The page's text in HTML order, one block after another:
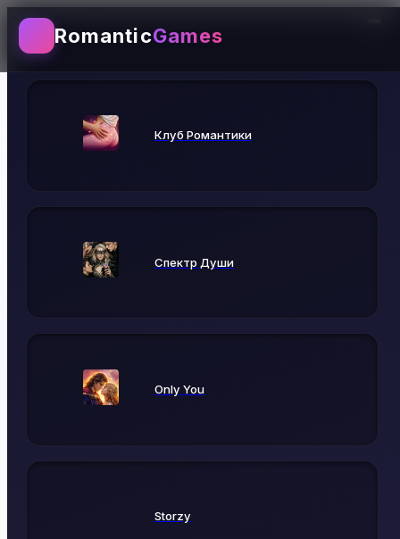
RomanticGames
Выбирай игру
Клуб Романтики
Спектр Души
Only You
Storzy